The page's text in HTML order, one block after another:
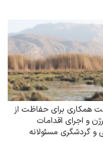
همکاری برای حفاظت از
و اجرای اقدامات
و گردشگری مسئولانه